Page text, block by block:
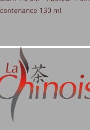
contenance 130 ml